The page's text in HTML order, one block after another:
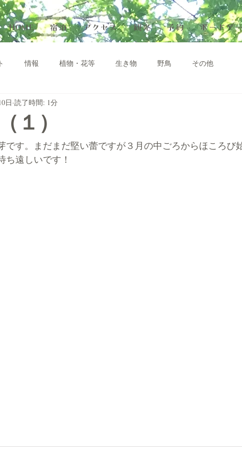
HOME 宿泊 アクセス 観光 予約 ボードゲ
情報 植物・花等 生き物 野鳥 その他
１）
日 読了時間: 1分
です。まだまだ堅い蕾ですが３月の中ごろからほころび
ち遠しいです！